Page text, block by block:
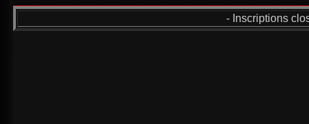
- Inscriptions